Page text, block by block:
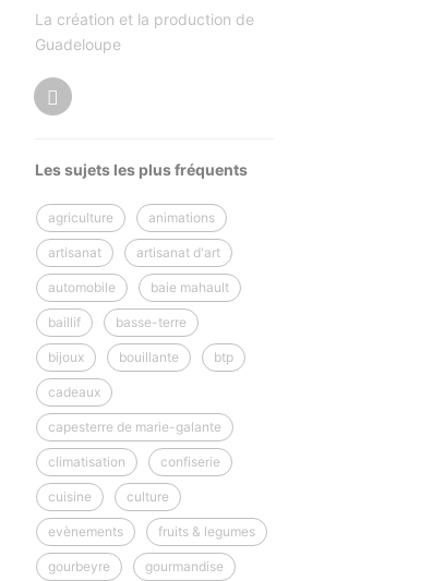
La création et la production de
Guadeloupe
Les sujets les plus fréquents
agriculture animations
artisanat artisanat d'art
automobile baie mahault
baillif basse-terre
bijoux bouillante btp
cadeaux
capesterre de marie-galante
climatisation confiserie
cuisine culture
evènements fruits & legumes
gourbeyre gourmandise